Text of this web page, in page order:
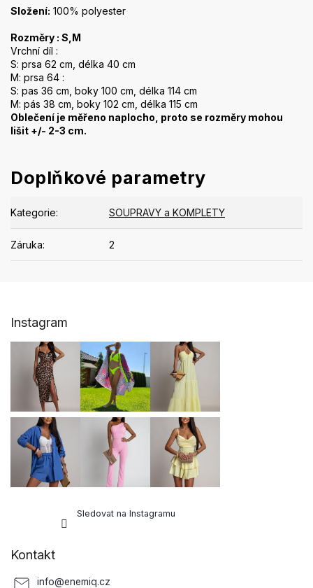
Složení: 100% polyester
Rozměry : S,M
Vrchní díl :
S: prsa 62 cm, délka 40 cm
M: prsa 64 :
S: pas 36 cm, boky 100 cm, délka 114 cm
M: pás 38 cm, boky 102 cm, délka 115 cm
Oblečení je měřeno naplocho, proto se rozměry mohou
lišit +/- 2-3 cm.
Doplňkové parametry
Kategorie: SOUPRAVY a KOMPLETY
Záruka: 2
Instagram
Sledovat na Instagramu
Kontakt
info@enemiq.cz